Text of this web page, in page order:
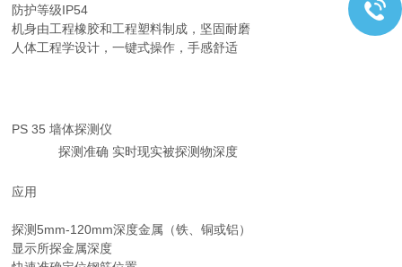
防护等级IP54
机身由工程橡胶和工程塑料制成，坚固耐磨
人体工程学设计，一键式操作，手感舒适
PS 35 墙体探测仪
探测准确 实时现实被探测物深度
应用
探测5mm-120mm深度金属（铁、铜或铝）
显示所探金属深度